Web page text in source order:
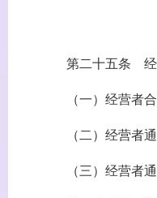
第二十五条 经营
（一）经营者合
（二）经营者通
（三）经营者通